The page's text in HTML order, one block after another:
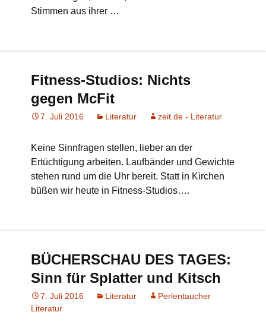
Stimmen aus ihrer …
Fitness-Studios: Nichts
gegen McFit
7. Juli 2016 Literatur zeit.de - Literatur
Keine Sinnfragen stellen, lieber an der
Ertüchtigung arbeiten. Laufbänder und Gewichte
stehen rund um die Uhr bereit. Statt in Kirchen
büßen wir heute in Fitness-Studios….
BÜCHERSCHAU DES TAGES:
Sinn für Splatter und Kitsch
7. Juli 2016 Literatur
Perlentaucher
Literatur